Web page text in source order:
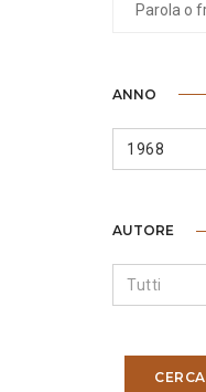
ANNO
1968
AUTORE
Tutti
CERCA